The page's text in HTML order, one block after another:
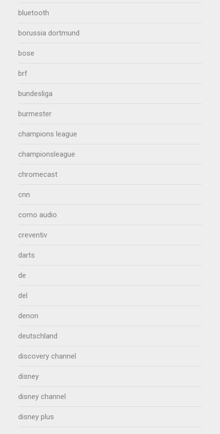
bluetooth
borussia dortmund
bose
brf
bundesliga
burmester
champions league
championsleague
chromecast
cnn
como audio
creventiv
darts
de
del
denon
deutschland
discovery channel
disney
disney channel
disney plus